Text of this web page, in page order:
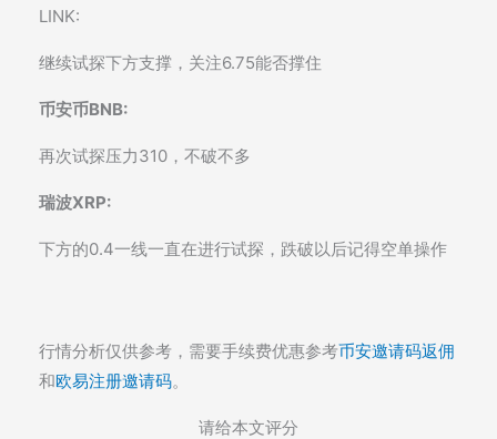
LINK:
继续试探下方支撑，关注6.75能否撑住
币安币BNB:
再次试探压力310，不破不多
瑞波XRP:
下方的0.4一线一直在进行试探，跌破以后记得空单操作
行情分析仅供参考，需要手续费优惠参考币安邀请码返佣
和欧易注册邀请码。
请给本文评分